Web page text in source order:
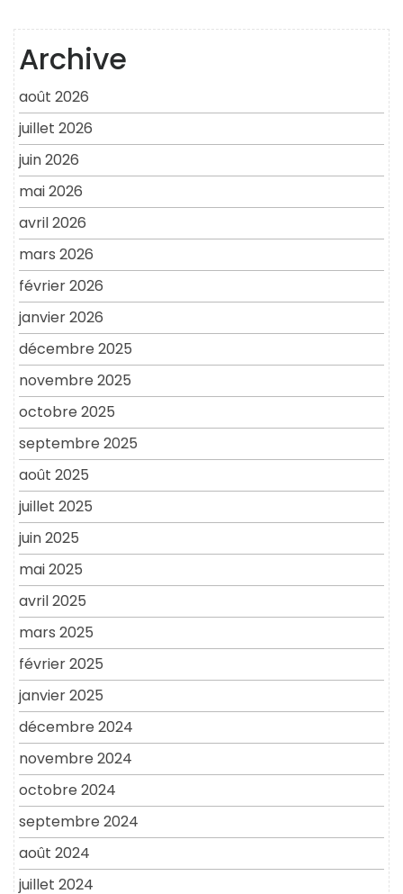
Archive
août 2026
juillet 2026
juin 2026
mai 2026
avril 2026
mars 2026
février 2026
janvier 2026
décembre 2025
novembre 2025
octobre 2025
septembre 2025
août 2025
juillet 2025
juin 2025
mai 2025
avril 2025
mars 2025
février 2025
janvier 2025
décembre 2024
novembre 2024
octobre 2024
septembre 2024
août 2024
juillet 2024